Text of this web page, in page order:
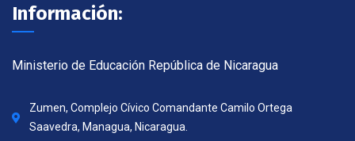
Información:
Ministerio de Educación República de Nicaragua
Zumen, Complejo Cívico Comandante Camilo Ortega
Saavedra, Managua, Nicaragua.